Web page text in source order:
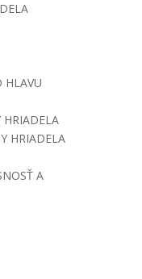
HLAVU
HRIADELA
HRIADELA
A